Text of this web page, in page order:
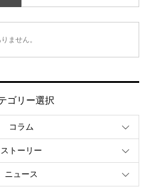
ません。
ゴリー選択
コラム
ストーリー
ニュース